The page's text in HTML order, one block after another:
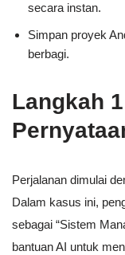
secara instan.
Simpan proyek
berbagi.
Langkah
Perjalanan dimulai
Dalam kasus ini,
sebagai “Sistem
bantuan AI untuk